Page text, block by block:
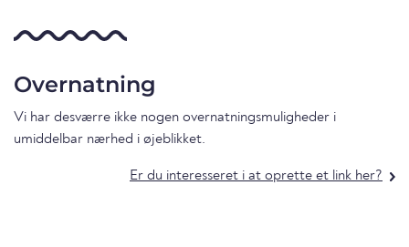
Overnatning
Vi har desværre ikke nogen overnatningsmuligheder i
umiddelbar nærhed i øjeblikket.
Er du interesseret i at oprette et link her?